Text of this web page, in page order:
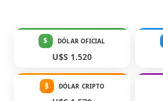
$ DÓLAR OFICIAL
U$S 1.520
₿ DÓLAR CRIPTO